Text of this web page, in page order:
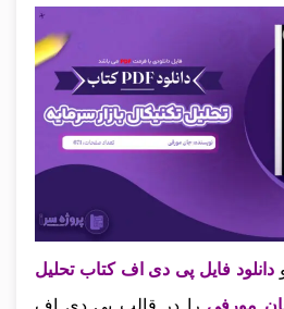
دانلود فایل پی دی اف کتاب تحلیل
مورفی را در قالب پی دی اف